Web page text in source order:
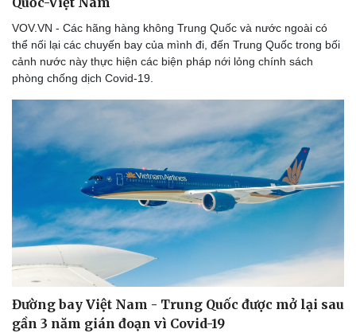
VOV.VN - Các hãng hàng không Trung Quốc và nước ngoài có
thể nối lại các chuyến bay của mình đi, đến Trung Quốc trong bối
cảnh nước này thực hiện các biện pháp nới lỏng chính sách
phòng chống dịch Covid-19.
Đường bay Việt Nam - Trung Quốc được mở lại sau
gần 3 năm gián đoạn vì Covid-19